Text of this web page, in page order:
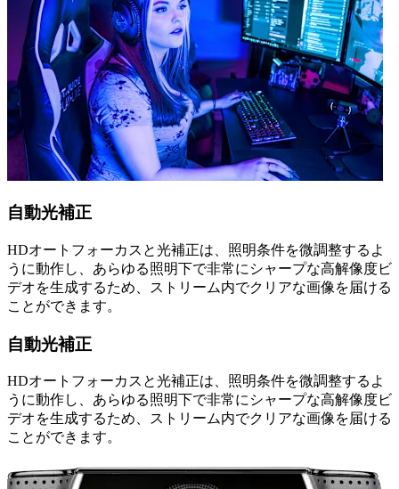
自動光補正
HDオートフォーカスと光補正は、照明条件を微調整するよ
うに動作し、あらゆる照明下で非常にシャープな高解像度ビ
デオを生成するため、ストリーム内でクリアな画像を届ける
ことができます。
自動光補正
HDオートフォーカスと光補正は、照明条件を微調整するよ
うに動作し、あらゆる照明下で非常にシャープな高解像度ビ
デオを生成するため、ストリーム内でクリアな画像を届ける
ことができます。